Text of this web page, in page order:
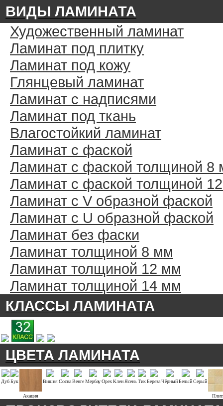
ВИДЫ ЛАМИНАТА
Художественный ламинат
Ламинат под плитку
Ламинат под кожу
Глянцевый ламинат
Ламинат с надписями
Ламинат под ткань
Влагостойкий ламинат
Ламинат с фаской
Ламинат с фаской толщиной 8
Ламинат с фаской толщиной
Ламинат с V образной фаской
Ламинат с U образной фаской
Ламинат без фаски
Ламинат толщиной 8 мм
Ламинат толщиной 12 мм
Ламинат толщиной 14 мм
КЛАССЫ ЛАМИНАТА
ЦВЕТА ЛАМИНАТА
ДубБук
Акация
ВишняСоснаВенгеМербауОрехКлен ЯсеньТикБерезаЧёрныйБелыйСерый